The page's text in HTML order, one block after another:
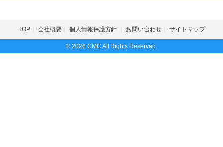
TOP 会社概要 個人情報保護方針 お問い合わせ サイトマップ
© 2026 CMC All Rights Reserved.